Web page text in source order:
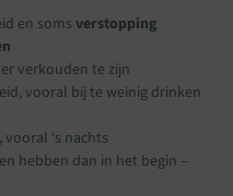
en somsverstopping
verkouden te zijn
vooral bij te weinig drinken
, vooral ‘s nachts
hebben dan in het begin –